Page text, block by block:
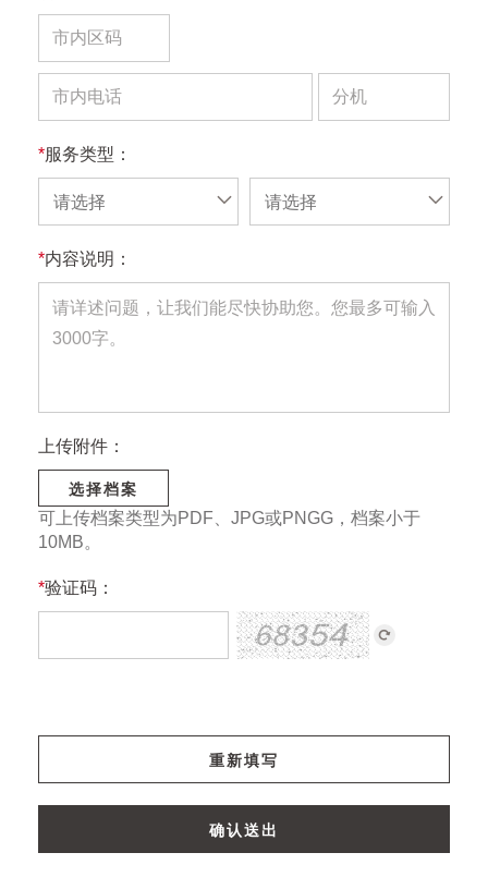
*服务类型：
请选择 请选择
*内容说明：
上传附件：
选择档案
可上传档案类型为PDF、JPG或PNGG，档案小于
10MB。
*验证码：